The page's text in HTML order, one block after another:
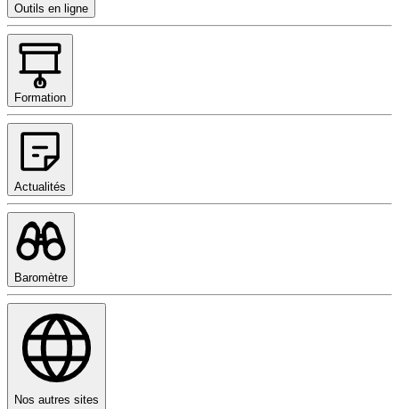
Outils en ligne
Formation
Actualités
Baromètre
Nos autres sites